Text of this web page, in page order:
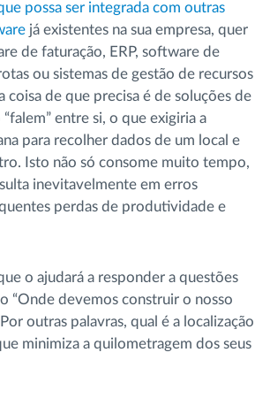
possa ser integrada com outras
já existentes na sua empresa, quer
de faturação, ERP, software de
ou sistemas de gestão de recursos
coisa de que precisa é de soluções de
entre si, o que exigiria a
para recolher dados de um local e
Isto não só consome muito tempo,
inevitavelmente em erros
perdas de produtividade e
o ajudará a responder a questões
“Onde devemos construir o nosso
outras palavras, qual é a localização
minimiza a quilometragem dos seus